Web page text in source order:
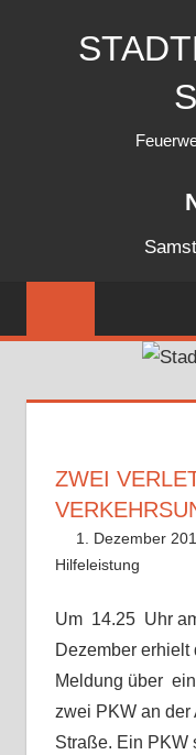
ZWEI
1. Dezember
Hilfeleistung
Um 14.25 Uhr
Dezember
Meldung über
zwei PKW an
Straße. Ein PKW